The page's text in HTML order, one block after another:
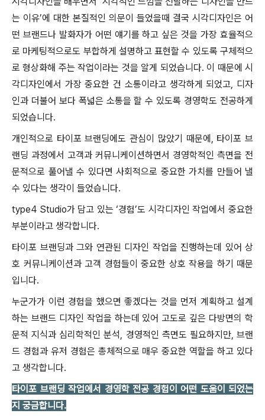
는 이유’에 대한 본질적인 의문이 들었을때 결국 시각디자인은 어
떤 브랜드나 발화자가 어떤 얘기를 하고 싶은 것을 가장 효율적으
로 마케팅적으로도 부합하게 설명하고 표현할 수 있도록 구체적으
로 형상화해 주는 작업이라는 것을 알게 되었습니다. 이 때문에 시
각디자인에서 가장 중요한 건 소통이라고 생각하게 되었고, 디자
인과 더불어 보다 폭넓은 소통을 할 수 있도록 경영학도 전공하게
되었습니다.
개인적으로 타이포 브랜딩에도 관심이 많았기 때문에, 타이포 브
랜딩 과정에서 고객과 커뮤니케이션하면서 경영학적인 측면을 전
문적으로 풀어낼 수 있다면 사회적으로 중요한 가치를 만들어 낼
수 있다는 생각이 들었습니다.
type4 Studio가 담고 있는 ‘경험’도 시각디자인 작업에서 중요한
부분이라고 생각합니다.
타이포 브랜딩과 그와 연관된 디자인 작업을 진행하는데 있어 상
호 커뮤니케이션과 고객 경험들이 중요한 상호 작용을 하기 때문
입니다.
누군가가 이런 경험을 했으면 좋겠다는 것을 먼저 계획하고 설계
하는 브랜드 디자인 작업을 하는데 있어 고도로 깊은 다방면의 학
문적 지식과 심리학적인 분석, 경영적인 측면도 필요하지만, 브랜
드 경험과 유저 경험은 총체적으로 매우 중요한 역할을 하고 있다
고 생각합니다.
타이포 브랜딩 작업에서 경영학 전공 경험이 어떤 도움이 되었는
지 궁금합니다.